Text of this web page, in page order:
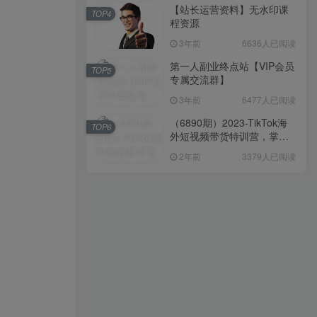
【站长运营资料】无水印课
程资源
3年前 6636人已阅读
TOP4
第一人副业终点站【VIP会员
专属交流群】
3年前 6477人已阅读
TOP5
（6890期）2023-TikTok海
外短视频带货特训营，掌握
（60节课）
2年前 3379人已阅读
TOP6